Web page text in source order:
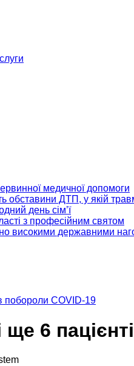
медичної допомоги
обставини ДТП, у якій
день сім’ї
з професійним святом
високими державними
побороли COVID-19
6